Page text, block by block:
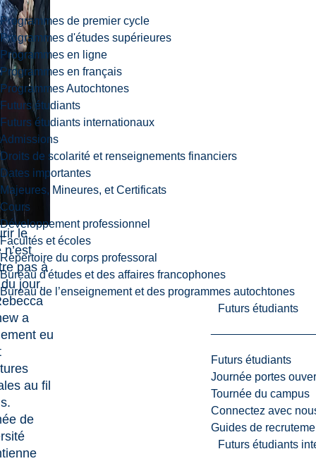
Programmes de premier cycle
Programmes d'études supérieures
Programmes en ligne
Programmes en français
Programmes Autochtones
Futurs étudiants
Futurs étudiants internationaux
Admissions
Droits de scolarité et renseignements financiers
Dates importantes
Majeures, Mineures, et Certificats
Cours
Développement professionnel
Facultés et écoles
Répertoire du corps professoral
Bureau d'études et des affaires francophones
Bureau de l’enseignement et des programmes autochtones
Futurs étudiants
Futurs étudiants
Journée portes
Tournée du campus
Connectez avec
Guides de
Futurs étudiants
le
pas à
jour,
a
eu
au fil
de